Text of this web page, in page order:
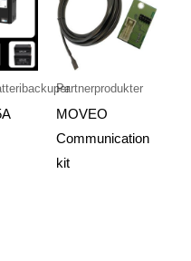
Partnerprodukter
MOVEO
Communication
kit